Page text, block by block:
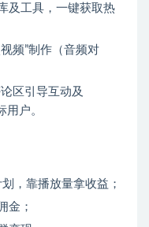
及工具，一键获取热
频”制作（音频对
区引导互动及
户。
，靠播放量拿收益；
金；